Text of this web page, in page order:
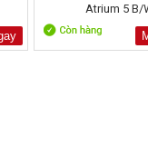
Atrium 5 B/